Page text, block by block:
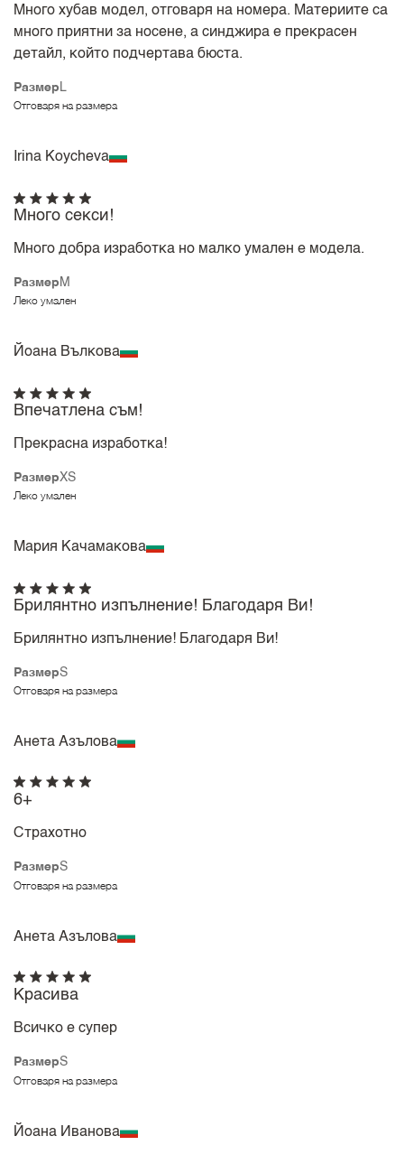
Размер L
Отговаря на размера
Много хубав модел, отговаря на номера. Материите са
много приятни за носене, а синджира е прекрасен
детайл, който подчертава бюста.
Irina Koycheva
Размер M
Леко умален
Много секси!
Много добра изработка но малко умален е модела.
Йоана Вълкова
РазмерXS
Леко умален
Впечатлена съм!
Прекрасна изработка!
Maрия Качамакова
РазмерS
Отговаря на размера
Брилянтно изпълнение! Благодаря Ви!
Брилянтно изпълнение! Благодаря Ви!
Анета Азълова
РазмерS
Отговаря на размера
6+
Страхотно
Анета Азълова
РазмерS
Отговаря на размера
Красива
Всичко е супер
Йоана Иванова